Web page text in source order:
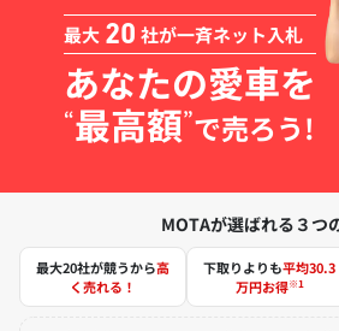
最大 20 社が一斉ネット入札
あなたの愛車を
“最高額”で売ろう!
MOTAが選ばれる３つ
最大20社が競うから高
く売れる！
下取りよりも平均30.3
万円お得※1